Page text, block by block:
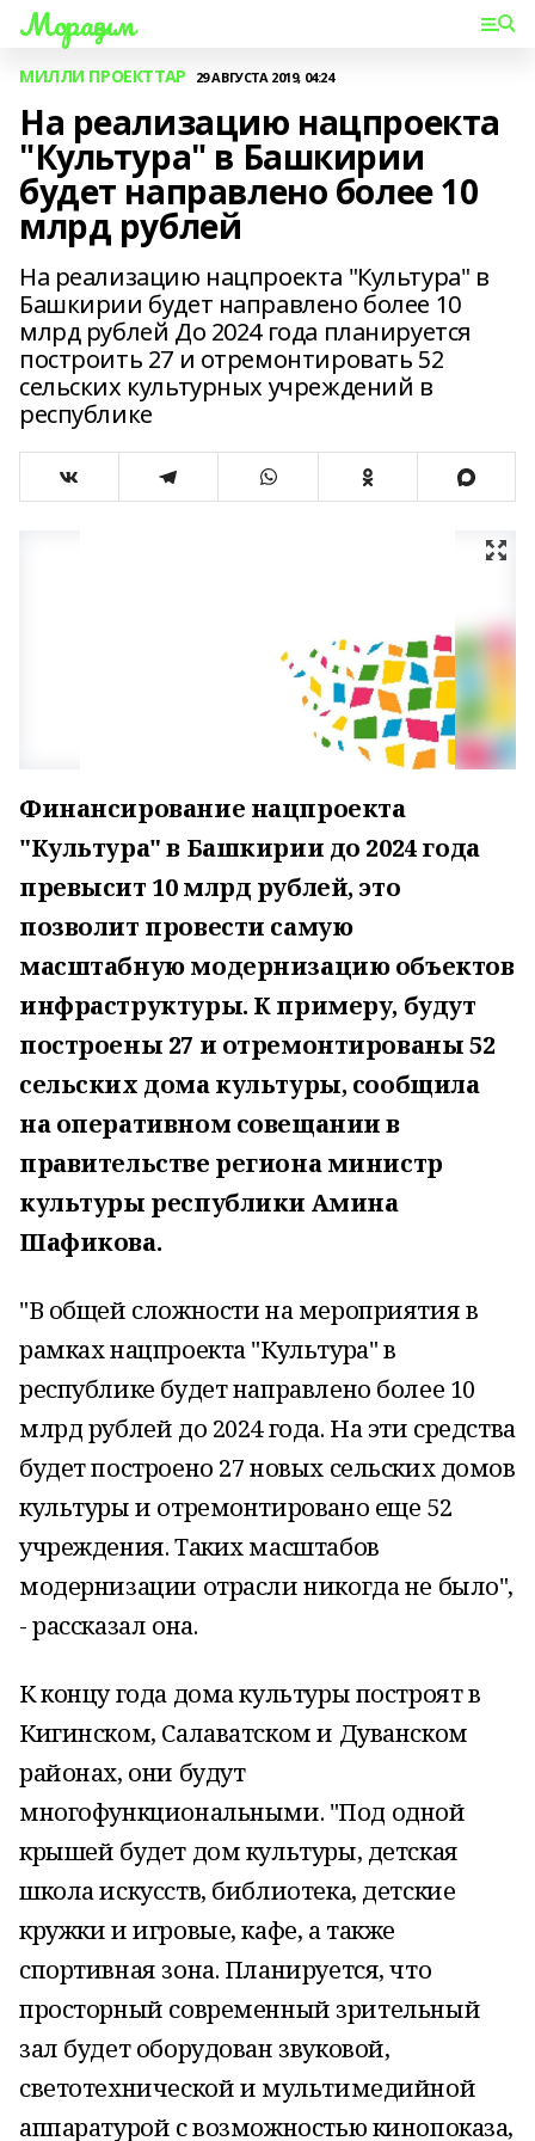
Мораҙым
МИЛЛИ ПРОЕКТТАР 29 АВГУСТА 2019, 04:24
На реализацию нацпроекта
"Культура" в Башкирии
будет направлено более 10
млрд рублей
На реализацию нацпроекта "Культура" в
Башкирии будет направлено более 10
млрд рублей До 2024 года планируется
построить 27 и отремонтировать 52
сельских культурных учреждений в
республике
Финансирование нацпроекта
"Культура" в Башкирии до 2024 года
превысит 10 млрд рублей, это
позволит провести самую
масштабную модернизацию объектов
инфраструктуры. К примеру, будут
построены 27 и отремонтированы 52
сельских дома культуры, сообщила
на оперативном совещании в
правительстве региона министр
культуры республики Амина
Шафикова.
"В общей сложности на мероприятия в
рамках нацпроекта "Культура" в
республике будет направлено более 10
млрд рублей до 2024 года. На эти средства
будет построено 27 новых сельских домов
культуры и отремонтировано еще 52
учреждения. Таких масштабов
модернизации отрасли никогда не было",
- рассказал она.
К концу года дома культуры построят в
Кигинском, Салаватском и Дуванском
районах, они будут
многофункциональными. "Под одной
крышей будет дом культуры, детская
школа искусств, библиотека, детские
кружки и игровые, кафе, а также
спортивная зона. Планируется, что
просторный современный зрительный
зал будет оборудован звуковой,
светотехнической и мультимедийной
аппаратурой с возможностью кинопоказа,